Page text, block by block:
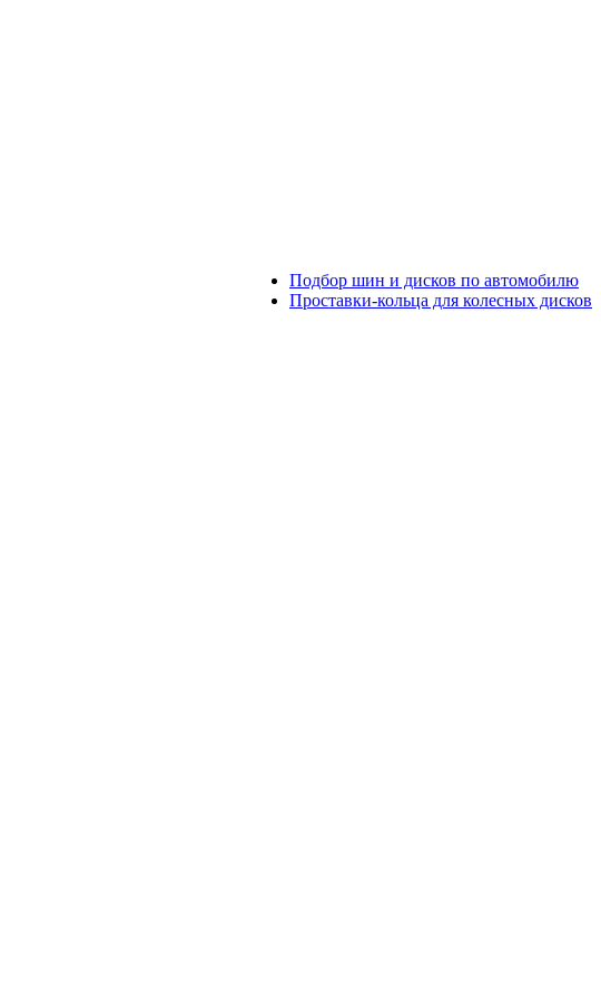
Подбор шин и дисков по автомобилю
Проставки-кольца для колесных дисков